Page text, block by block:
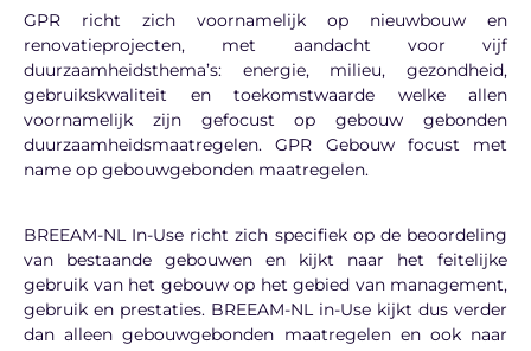
GPR richt zich voornamelijk op nieuwbouw en
renovatieprojecten, met aandacht voor vijf
duurzaamheidsthema’s: energie, milieu, gezondheid,
gebruikskwaliteit en toekomstwaarde welke allen
voornamelijk zijn gefocust op gebouw gebonden
duurzaamheidsmaatregelen. GPR Gebouw focust met
name op gebouwgebonden maatregelen.
BREEAM-NL In-Use richt zich specifiek op de beoordeling
van bestaande gebouwen en kijkt naar het feitelijke
gebruik van het gebouw op het gebied van management,
gebruik en prestaties. BREEAM-NL in-Use kijkt dus verder
dan alleen gebouwgebonden maatregelen en ook naar